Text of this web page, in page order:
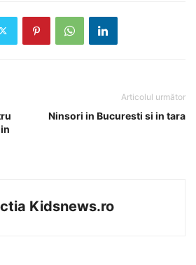
Articolul următor
Ninsori in Bucuresti si in tara
Kidsnews.ro